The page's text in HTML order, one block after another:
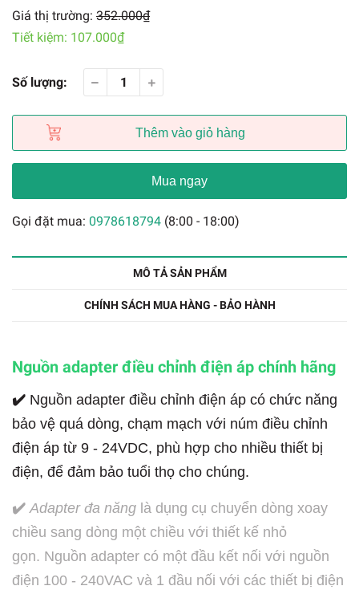
Giá thị trường: 352.000₫
Tiết kiệm: 107.000₫
Số lượng:
Thêm vào giỏ hàng
Mua ngay
Gọi đặt mua: 0978618794 (8:00 - 18:00)
MÔ TẢ SẢN PHẨM
CHÍNH SÁCH MUA HÀNG - BẢO HÀNH
Nguồn adapter điều chỉnh điện áp chính hãng
✔️ Nguồn adapter điều chỉnh điện áp có chức năng
bảo vệ quá dòng, chạm mạch với núm điều chỉnh
điện áp từ 9 - 24VDC, phù hợp cho nhiều thiết bị
điện, để đảm bảo tuổi thọ cho chúng.
✔️Adapter đa năng là dụng cụ chuyển dòng xoay
chiều sang dòng một chiều với thiết kế nhỏ
gọn. Nguồn adapter có một đầu kết nối với nguồn
điện 100 - 240VAC và 1 đầu nối với các thiết bị điện